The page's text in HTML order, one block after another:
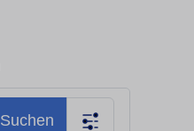
Suchen